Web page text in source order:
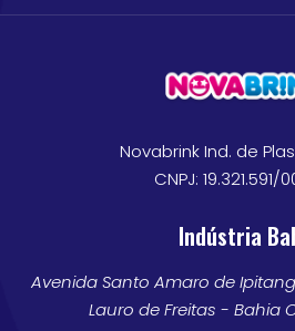
Novabrink Ind. de
CNPJ: 19.321.591/
Indústria
Avenida Santo Amaro de
Lauro de Freitas - Bahia